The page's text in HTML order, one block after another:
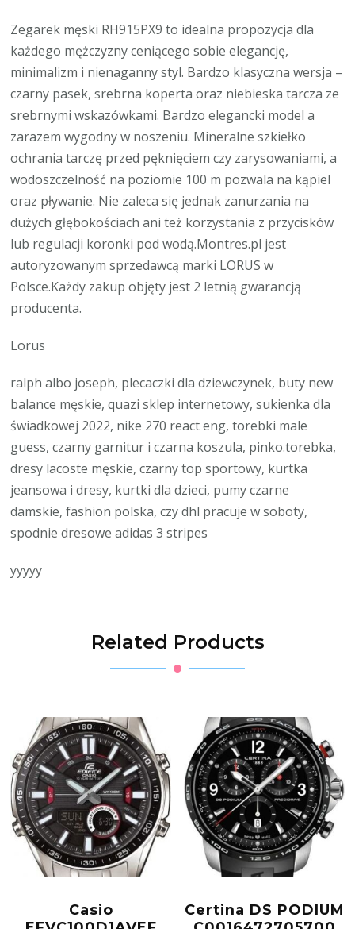
Zegarek męski RH915PX9 to idealna propozycja dla
każdego mężczyzny ceniącego sobie elegancję,
minimalizm i nienaganny styl. Bardzo klasyczna wersja –
czarny pasek, srebrna koperta oraz niebieska tarcza ze
srebrnymi wskazówkami. Bardzo elegancki model a
zarazem wygodny w noszeniu. Mineralne szkiełko
ochrania tarczę przed pęknięciem czy zarysowaniami, a
wodoszczelność na poziomie 100 m pozwala na kąpiel
oraz pływanie. Nie zaleca się jednak zanurzania na
dużych głębokościach ani też korzystania z przycisków
lub regulacji koronki pod wodą.Montres.pl jest
autoryzowanym sprzedawcą marki LORUS w
Polsce.Każdy zakup objęty jest 2 letnią gwarancją
producenta.
Lorus
ralph albo joseph, plecaczki dla dziewczynek, buty new
balance męskie, quazi sklep internetowy, sukienka dla
świadkowej 2022, nike 270 react eng, torebki male
guess, czarny garnitur i czarna koszula, pinko.torebka,
dresy lacoste męskie, czarny top sportowy, kurtka
jeansowa i dresy, kurtki dla dzieci, pumy czarne
damskie, fashion polska, czy dhl pracuje w soboty,
spodnie dresowe adidas 3 stripes
yyyyy
Related Products
Casio
Certina DS PODIUM